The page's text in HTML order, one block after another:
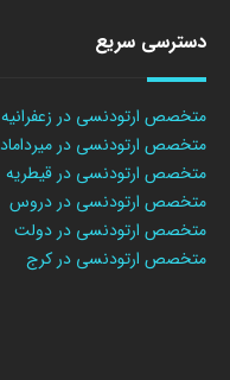
دسترسی سریع
متخصص ارتودنسی در زعفرانیه
متخصص ارتودنسی در میرداماد
متخصص ارتودنسی در قیطریه
متخصص ارتودنسی در دروس
متخصص ارتودنسی در دولت
متخصص ارتودنسی در کرج